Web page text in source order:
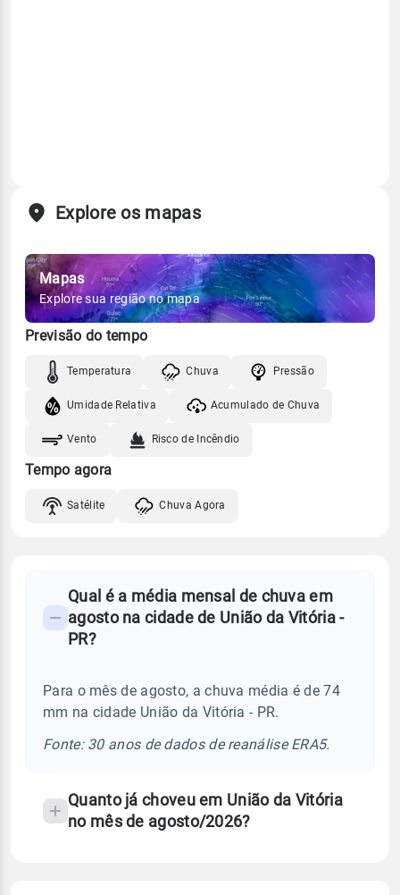
Explore os mapas
Mapas
Explore sua região no mapa
Previsão do tempo
Temperatura Chuva Pressão
Umidade Relativa Acumulado de Chuva
Vento Risco de Incêndio
Tempo agora
Satélite Chuva Agora
Perguntas
frequentes
chuva
temperatura
Qual é a média mensal de chuva em
agosto na cidade de União da Vitória -
PR?
Para o mês de agosto, a chuva média é de 74
mm na cidade União da Vitória - PR.
Fonte: 30 anos de dados de reanálise ERA5.
Quanto já choveu em União da Vitória
no mês de agosto/2026?